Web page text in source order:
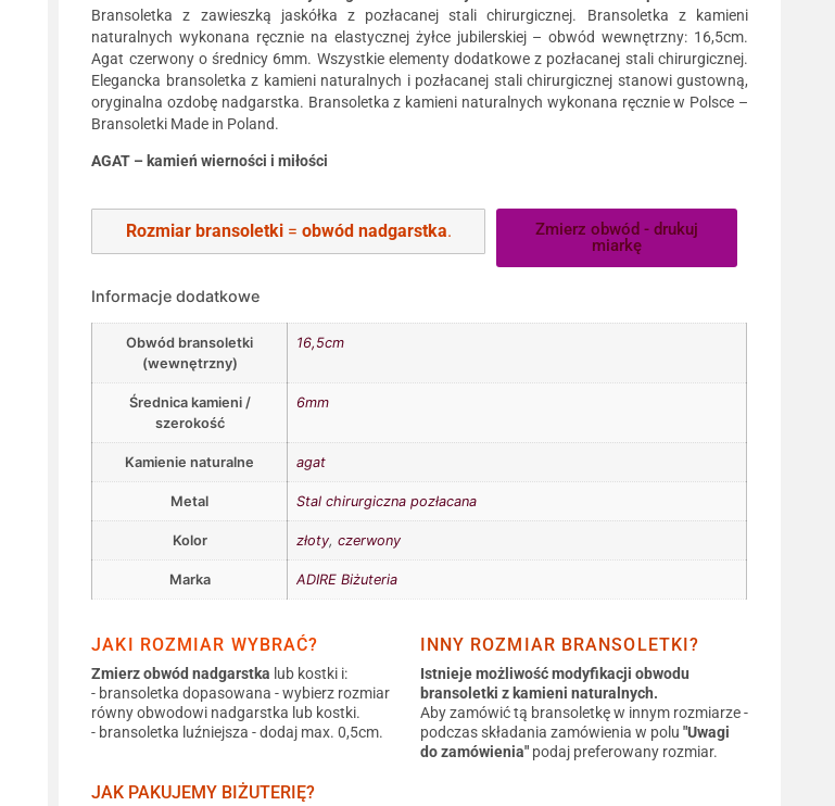
Bransoletka z zawieszką jaskółka z pozłacanej stali chirurgicznej. Bransoletka z kamieni
naturalnych wykonana ręcznie na elastycznej żyłce jubilerskiej – obwód wewnętrzny: 16,5cm.
Agat czerwony o średnicy 6mm. Wszystkie elementy dodatkowe z pozłacanej stali chirurgicznej.
Elegancka bransoletka z kamieni naturalnych i pozłacanej stali chirurgicznej stanowi gustowną,
oryginalna ozdobę nadgarstka. Bransoletka z kamieni naturalnych wykonana ręcznie w Polsce –
Bransoletki Made in Poland.
AGAT – kamień wierności i miłości
Rozmiar bransoletki= obwód nadgarstka.
Zmierz obwód - drukuj
miarkę
Informacje dodatkowe
Obwód bransoletki
(wewnętrzny)
16,5cm
Średnica kamieni /
szerokość
6mm
Kamienie naturalne agat
Metal Stal chirurgiczna pozłacana
Kolor złoty,czerwony
Marka ADIRE Biżuteria
JAKI ROZMIAR WYBRAĆ?
Zmierz obwód nadgarstka lub kostki i:
- bransoletka dopasowana - wybierz rozmiar
równy obwodowi nadgarstka lub kostki.
- bransoletka luźniejsza - dodaj max. 0,5cm.
INNY ROZMIAR BRANSOLETKI?
Istnieje możliwość modyfikacji obwodu
bransoletki z kamieni naturalnych.
Aby zamówić tą bransoletkę w innym rozmiarze -
podczas składania zamówienia w polu "Uwagi
do zamówienia"podaj preferowany rozmiar.
JAK PAKUJEMY BIŻUTERIĘ?